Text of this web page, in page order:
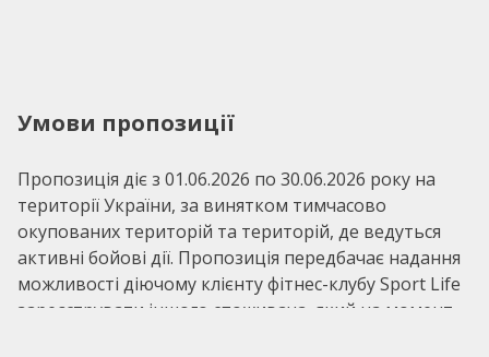
Умови пропозиції
Пропозиція діє з 01.06.2026 по 30.06.2026 року на
території України, за винятком тимчасово
окупованих територій та територій, де ведуться
активні бойові дії. Пропозиція передбачає надання
можливості діючому клієнту фітнес-клубу Sport Life
зареєструвати іншого споживача, який на момент